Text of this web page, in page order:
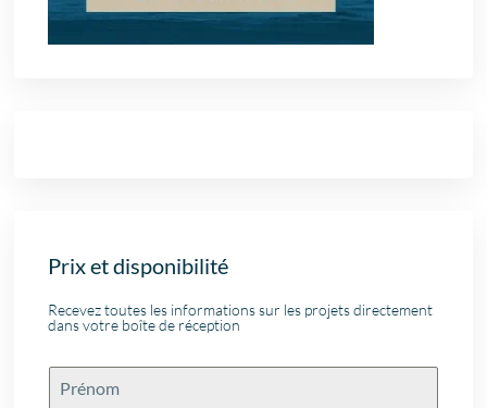
Prix et disponibilité
Recevez toutes les informations sur les projets directement
dans votre boîte de réception